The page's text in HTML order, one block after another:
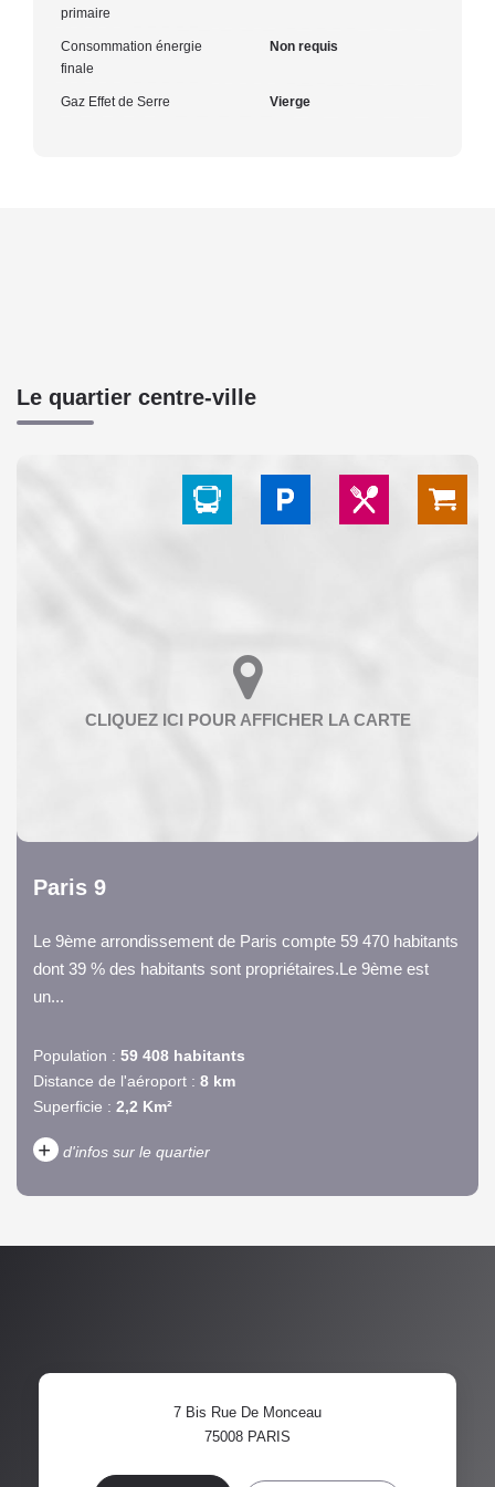
primaire
Consommation énergie
finale
Non requis
Gaz Effet de Serre Vierge
Le quartier centre-ville
Paris 9
Le 9ème arrondissement de Paris compte 59 470 habitants
dont 39 % des habitants sont propriétaires.Le 9ème est
un...
Population : 59 408 habitants
Distance de l'aéroport : 8 km
Superficie : 2,2 Km²
+ d'infos sur le quartier
PART DES MÉNAGES SANS
VOITURE
7 Bis Rue De Monceau
75008 PARIS